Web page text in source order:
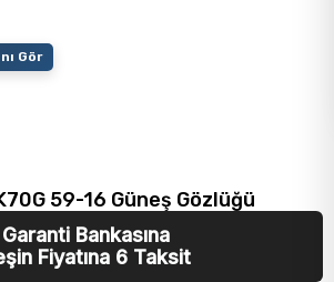
Gör
59-16 Güneş Gözlüğü
Garanti Bankasına
Fiyatına 6 Taksit